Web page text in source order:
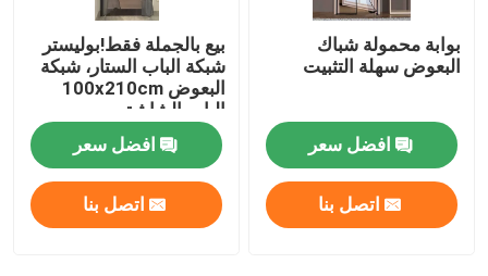
بوابة محمولة شباك
البعوض سهلة التثبيت
افضل سعر
اتصل بنا
بيع بالجملة فقط!بوليستر
شبكة الباب الستار، شبكة
البعوض 100x210cm
الباب الشاشة
المغناطيسية الناعمة شبكة
الباب
افضل سعر
اتصل بنا